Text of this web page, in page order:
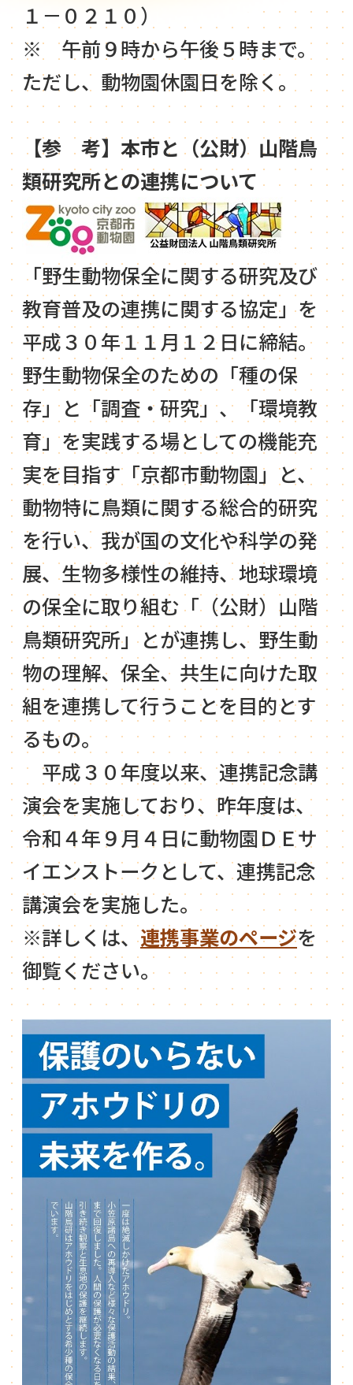
１－０２１０）
※ 午前９時から午後５時まで。
ただし、動物園休園日を除く。
【参 考】本市と（公財）山階鳥
類研究所との連携について
「野生動物保全に関する研究及び
教育普及の連携に関する協定」を
平成３０年１１月１２日に締結。
野生動物保全のための「種の保
存」と「調査・研究」、「環境教
育」を実践する場としての機能充
実を目指す「京都市動物園」と、
動物特に鳥類に関する総合的研究
を行い、我が国の文化や科学の発
展、生物多様性の維持、地球環境
の保全に取り組む「（公財）山階
鳥類研究所」とが連携し、野生動
物の理解、保全、共生に向けた取
組を連携して行うことを目的とす
るもの。
平成３０年度以来、連携記念講
演会を実施しており、昨年度は、
令和４年９月４日に動物園ＤＥサ
イエンストークとして、連携記念
講演会を実施した。
※詳しくは、連携事業のページを
御覧ください。